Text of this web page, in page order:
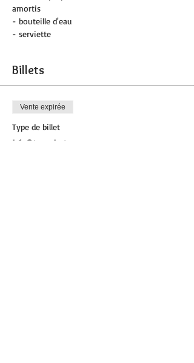
amortis
- bouteille d'eau
- serviette
Billets
Vente expirée
Type de billet
L1 Step Inter